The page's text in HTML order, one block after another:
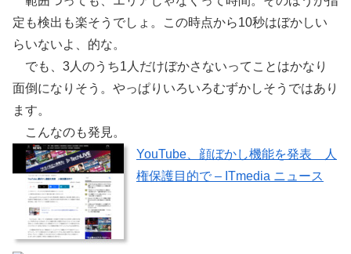
定も検出も楽そうでしょ。この時点から10秒はぼかしい
らいないよ、的な。
でも、3人のうち1人だけぼかさないってことはかなり
面倒になりそう。やっぱりいろいろむずかしそうではあり
ます。
こんなのも発見。
YouTube、顔ぼかし機能を発表 人
権保護目的で – ITmedia ニュース